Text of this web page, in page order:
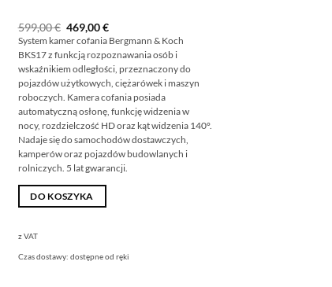
599,00€ Pierwotna
cena
wynosiła:
599,00
€
469,00€Aktualna
cena
wynosi:
469,00
€.
System kamer cofania Bergmann & Koch
BKS17 z funkcją rozpoznawania osób i
wskaźnikiem odległości, przeznaczony do
pojazdów użytkowych, ciężarówek i maszyn
roboczych. Kamera cofania posiada
automatyczną osłonę, funkcję widzenia w
nocy, rozdzielczość HD oraz kąt widzenia 140°.
Nadaje się do samochodów dostawczych,
kamperów oraz pojazdów budowlanych i
rolniczych. 5 lat gwarancji.
DO KOSZYKA
z VAT
Czas dostawy: dostępne od ręki